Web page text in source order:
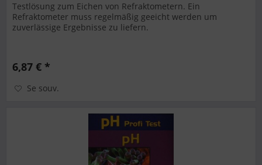
Testlösung zum Eichen von Refraktometern. Ein
Refraktometer muss regelmäßig geeicht werden um
zuverlässige Ergebnisse zu liefern.
6,87 € *
Se souv.